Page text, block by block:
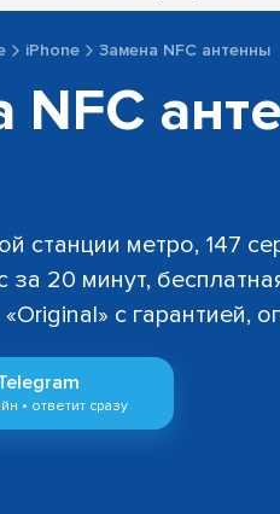
iPhone Замена NFC антенны
NFC
станции метро, 147
за 20 минут,
с гарантией,
• ответит сразу